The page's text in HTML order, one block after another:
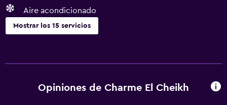
Aire acondicionado
Mostrar los 15 servicios
Restaurante
Opiniones de Charme El Cheikh